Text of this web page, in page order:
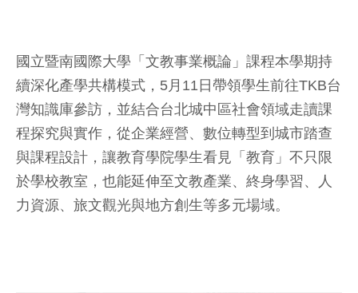
國立暨南國際大學「文教事業概論」課程本學期持
續深化產學共構模式，5月11日帶領學生前往TKB台
灣知識庫參訪，並結合台北城中區社會領域走讀課
程探究與實作，從企業經營、數位轉型到城市踏查
與課程設計，讓教育學院學生看見「教育」不只限
於學校教室，也能延伸至文教產業、終身學習、人
力資源、旅文觀光與地方創生等多元場域。